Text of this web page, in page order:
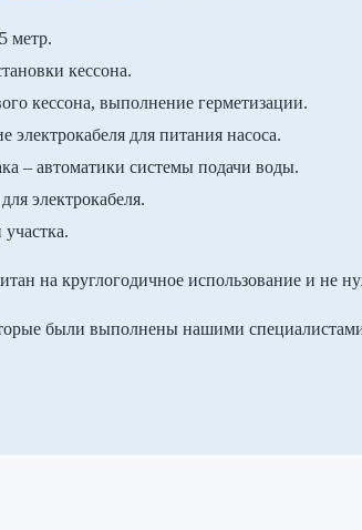
метр.
кессона.
кессона, выполнение герметизации.
для питания насоса.
– автоматики системы подачи воды.
электрокабеля.
на круглогодичное использование и не
были выполнены нашими